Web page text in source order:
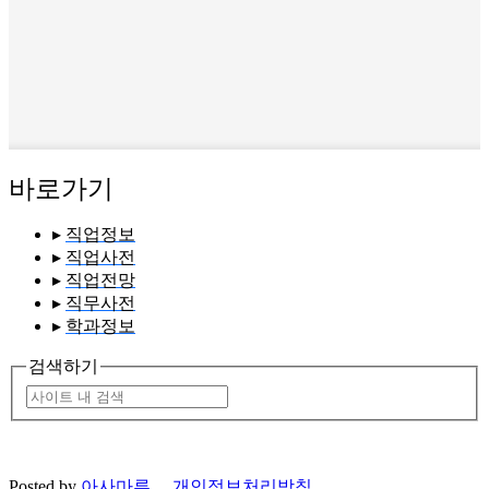
바로가기
▸ 직업정보
▸ 직업사전
▸ 직업전망
▸ 직무사전
▸ 학과정보
검색하기